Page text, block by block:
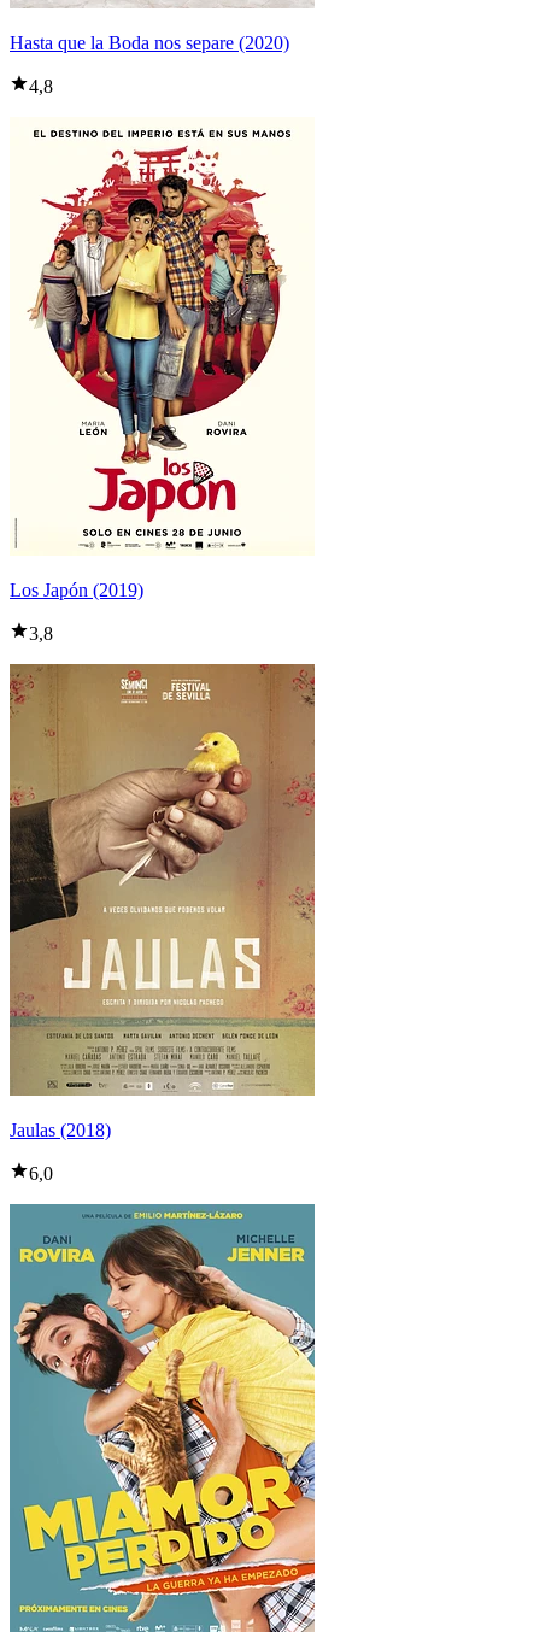
Hasta que la Boda nos separe (2020)
4,8
Los Japón (2019)
3,8
Jaulas (2018)
6,0